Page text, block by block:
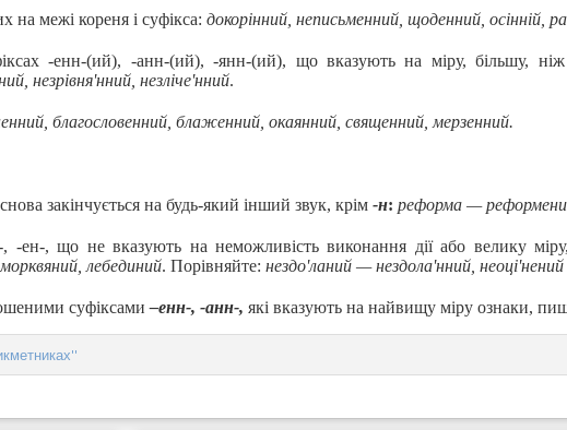
на межі кореня і суфікса: докорінний, неписьменний, щоденний, осінній,
-енн-(ий), -анн-(ий), -янн-(ий), що вказують на міру, більшу,
незрівня'нний, незліче'нний.
благословенний, блаженний, окаянний, священний, мерзенний.
закінчується на будь-який інший звук, крім -н: реформа —
-ен-, що не вказують на неможливість виконання дії або велику
лебединий. Порівняйте: нездо'ланий — нездола'нний,
суфіксами–енн-, -анн-, які вказують на найвищу міру ознаки,